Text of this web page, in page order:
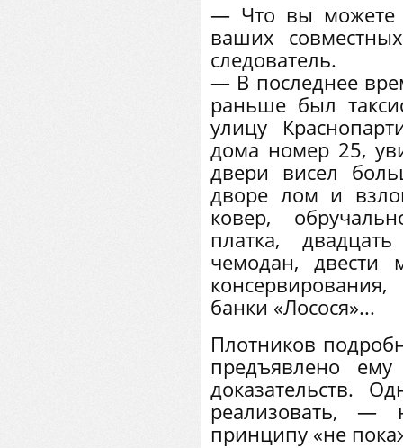
— Что вы можете
ваших
следователь.
— В последнее
раньше был
улицу
дома номер 25,
двери висел
дворе лом и
ковер,
платка,
чемодан, двести
банки «Лосося»...
Плотников
предъявлено
доказательств.
реализовать, —
принципу «не